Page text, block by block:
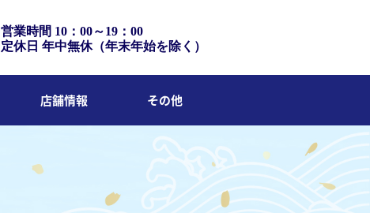
営業時間 10：00～19：00
定休日 年中無休（年末年始を除く）
店舗情報 その他